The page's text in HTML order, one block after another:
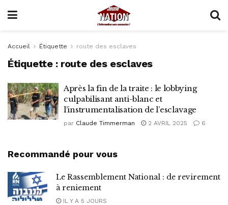
Accueil Étiquette route des esclaves
Étiquette : route des esclaves
Après la fin de la traite : le lobbying
culpabilisant anti-blanc et
l’instrumentalisation de l’esclavage
par Claude Timmerman 2 AVRIL 2025 6
Recommandé pour vous
Le Rassemblement National : de revirement
à reniement
IL Y A 5 JOURS